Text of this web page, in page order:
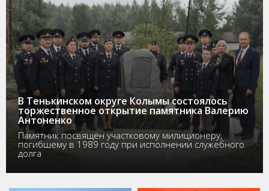
В Тенькинском округе Колымы состоялось
торжественное открытие памятника Валерию
Антоненко
Памятник посвящён участковому милиционеру,
погибшему в 1989 году при исполнении служебного
долга